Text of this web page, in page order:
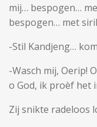
mij… bespogen…
bespogen… met
-Stil Kandjeng…
-Wasch mij, Oerip!
o God, ik proèf het
Zij snikte radeloos